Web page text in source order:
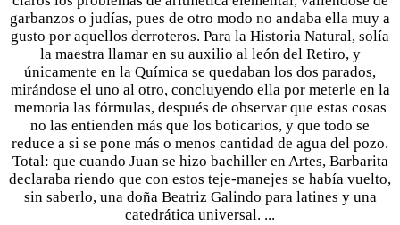
garbanzos o judías, pues de otro modo no andaba ella muy a
gusto por aquellos derroteros. Para la Historia Natural, solía
la maestra llamar en su auxilio al león del Retiro, y
únicamente en la Química se quedaban los dos parados,
mirándose el uno al otro, concluyendo ella por meterle en la
memoria las fórmulas, después de observar que estas cosas
no las entienden más que los boticarios, y que todo se
reduce a si se pone más o menos cantidad de agua del pozo.
Total: que cuando Juan se hizo bachiller en Artes, Barbarita
declaraba riendo que con estos teje-manejes se había vuelto,
sin saberlo, una doña Beatriz Galindo para latines y una
catedrática universal. ...